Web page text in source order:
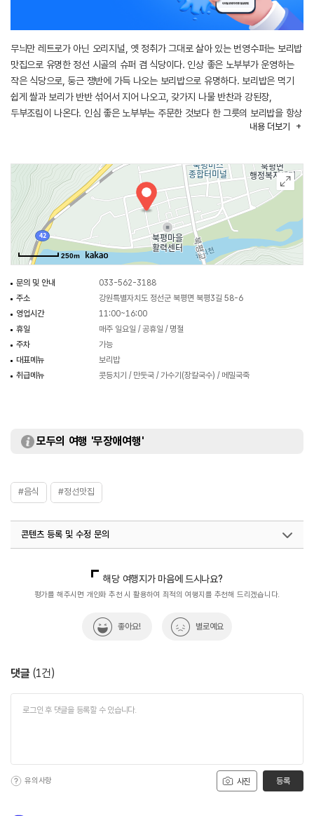
무늬만 레트로가 아닌 오리지널, 옛 정취가 그대로 살아 있는 번영수퍼는 보리밥
맛집으로 유명한 정선 시골의 슈퍼 겸 식당이다. 인상 좋은 노부부가 운영하는
작은 식당으로, 둥근 쟁반에 가득 나오는 보리밥으로 유명하다. 보리밥은 먹기
쉽게 쌀과 보리가 반반 섞어서 지어 나오고, 갖가지 나물 반찬과 강된장,
두부조림이 나온다. 인심 좋은 노부부는 주문한 것보다 한 그릇의 보리밥을 항상
더 주신다. 시골 인심이 정겹고 반갑다. 메밀면으로 뜨끈하게 끓여 내는
내용 더보기
250m
문의 및 안내
033-562-3188
주소
강원특별자치도 정선군 북평면 북평3길 58-6
영업시간
11:00~16:00
휴일
매주 일요일 / 공휴일 / 명절
주차
가능
대표메뉴
보리밥
취급메뉴
콧등치기 / 만둣국 / 가수기(장칼국수) / 메밀국죽
모두의 여행 '무장애여행'
#음식 #정선맛집
콘텐츠 등록 및 수정 문의
해당 여행지가 마음에 드시나요?
평가를 해주시면 개인화 추천 시 활용하여 최적의 여행지를 추천해 드리겠습니다.
좋아요! 별로예요
댓글 (1건)
사진
유의사항 등록